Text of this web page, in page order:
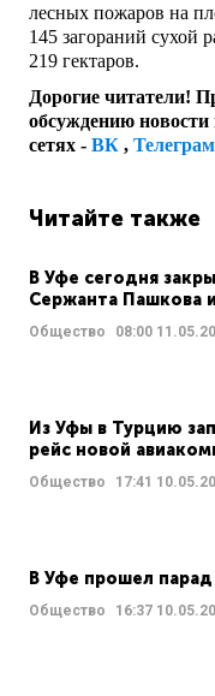
лесных пожаров на
145 загораний сухой
219 гектаров.
Дорогие читатели!
обсуждению
сетях - ВК , Телеграм
Читайте также
В Уфе сегодня
Сержанта Пашкова
Общество 08:00
Из Уфы в Турцию
рейс новой
Общество 17:41
В Уфе прошел
Общество 16:37